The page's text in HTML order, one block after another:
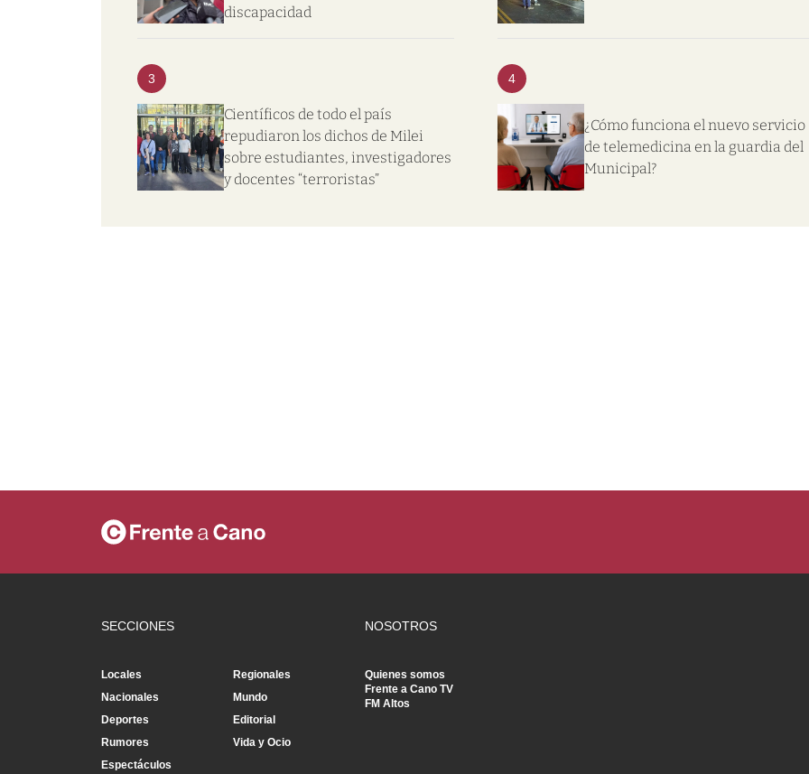
discapacidad
3
Científicos de todo el país
repudiaron los dichos de Milei
sobre estudiantes, investigadores
y docentes “terroristas”
4
¿Cómo funciona el nuevo servicio
de telemedicina en la guardia del
Municipal?
SECCIONES
Locales
Regionales
Nacionales
Mundo
Deportes
Editorial
Rumores
Vida y Ocio
Espectáculos
NOSOTROS
Quienes somos
Frente a Cano TV
FM Altos